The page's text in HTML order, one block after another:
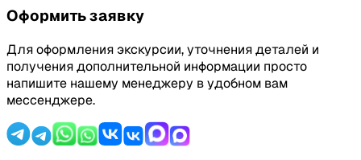
Оформить заявку
Для оформления экскурсии, уточнения деталей и
получения дополнительной информации просто
напишите нашему менеджеру в удобном вам
мессенджере.